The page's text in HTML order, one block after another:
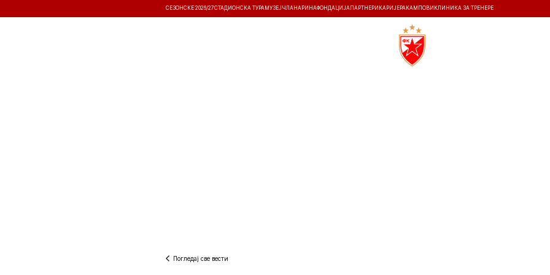
СЕЗОНСКЕ 2026/27СТАДИОНСКА ТУРА МУЗЕЈ ЧЛАНАРИНАФОНДАЦИЈА ПАРТНЕРИ КАРИЈЕРА КАМПОВИ КЛИНИКА ЗА ТРЕНЕРЕ
Погледај све вести